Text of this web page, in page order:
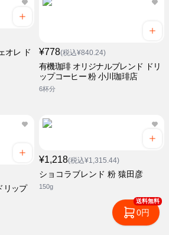
オレ ド
¥778(税込¥840.24)
有機珈琲 オリジナルブレンド ドリ
ップコーヒー 粉 小川珈琲店
6杯分
リップ
¥1,218(税込¥1,315.44)
ショコラブレンド 粉 猿田彦
150g
送料無料
0円